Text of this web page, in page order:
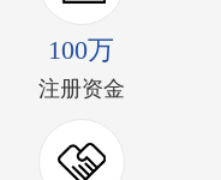
100万
注册资金